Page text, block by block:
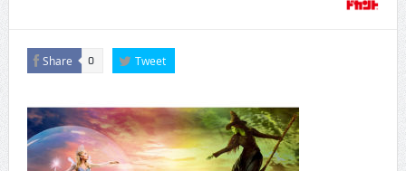
Share 0 Tweet